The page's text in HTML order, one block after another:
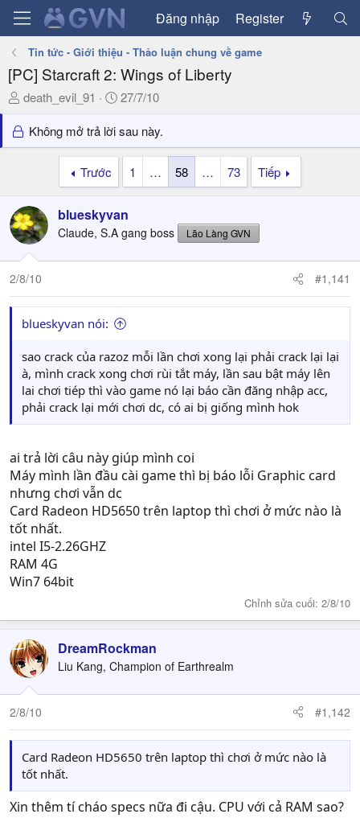
Đăng nhập Register
Tin tức - Giới thiệu - Thảo luận chung về game
[PC] Starcraft 2: Wings of Liberty
T
r
e
t
a
r
e
r
death_evil_91
N
à
y
27/7/10
Không mở trả lời sau này.
Trước 1 … 58 … 73 Tiếp
blueskyvan
Claude, S.A gang boss Lão Làng GVN
2/8/10 #1,141
blueskyvan nói:
sao crack của razoz mỗi lần chơi xong lại phải crack lại lại
à, mình crack xong chơi rùi tắt máy, lần sau bật máy lên
lai chơi tiép thì vào game nó lại báo cần đăng nhập acc,
phải crack lại mới chơi dc, có ai bị giống mình hok
ai trả lời câu này giúp mình coi
Máy mình lần đầu cài game thì bị báo lỗi Graphic card
nhưng chơi vẫn dc
Card Radeon HD5650 trên laptop thì chơi ở mức nào là
tốt nhất.
intel I5-2.26GHZ
RAM 4G
Win7 64bit
Chỉnh sửa cuối: 2/8/10
DreamRockman
Liu Kang, Champion of Earthrealm
2/8/10 #1,142
Card Radeon HD5650 trên laptop thì chơi ở mức nào là
tốt nhất.
Xin thêm tí cháo specs nữa đi cậu. CPU với cả RAM sao?